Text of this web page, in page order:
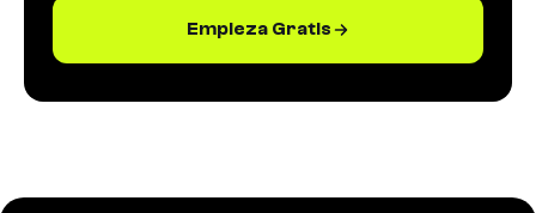
Empieza Gratis